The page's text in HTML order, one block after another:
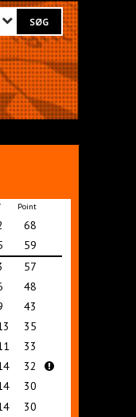
Point
68
59
57
48
43
35
33
32
30
30